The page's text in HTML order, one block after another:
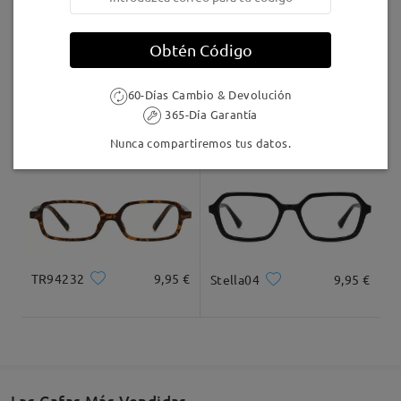
(disponible 24/7) o envíanos un correo electrónico
a service@firmoo.es con los detalles de tu pedido y
fotos para que podamos evaluar el problema y
ofrecerte una solución adecuada.
lo marcado, de 125mm a 135mm. Yo al tener la cara
muy pequeña, no me quedan bien.
SofiaonAug 20 , 2025
8,00 € AC49000
TR94232 9,95 € Stella04 9,95 €
Obtén Código
60-Días Cambio & Devolución
365-Día Garantía
Nunca compartiremos tus datos.